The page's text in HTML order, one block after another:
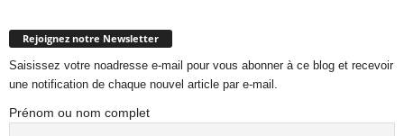
Rejoignez notre Newsletter
Saisissez votre noadresse e-mail pour vous abonner à ce blog et recevoir
une notification de chaque nouvel article par e-mail.
Prénom ou nom complet